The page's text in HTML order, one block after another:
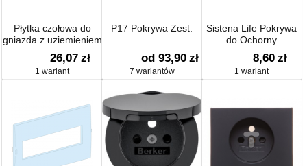
Płytka czołowa do
gniazda z uziemieniem
Q.1/Q.3 biały aksamit
3965766079
26,07 zł
1 wariant
P17 Pokrywa Zest.
od 93,90 zł
7 wariantów
Sistena Life Pokrywa
do Ochorny
Mechanizmu Przed
Zamalowaniem
8,60 zł
1 wariant